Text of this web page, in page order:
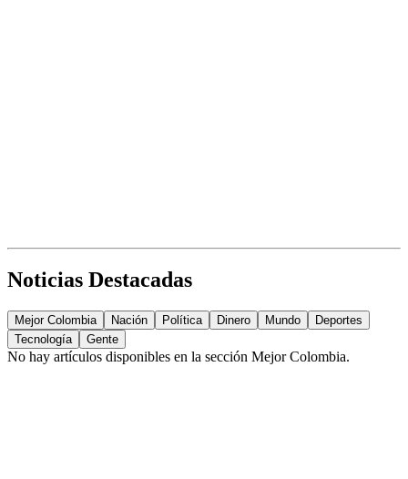
Noticias Destacadas
Mejor Colombia Nación Política Dinero Mundo
Deportes
Tecnología
Gente
No hay artículos disponibles en la sección Mejor Colombia.